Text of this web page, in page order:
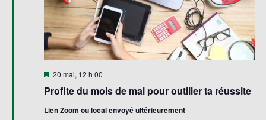
Profite du mois de mai pour outiller ta réussite
Mis
avant
20 mai, 12 h 00
Lien Zoom ou local envoyé ultérieurement